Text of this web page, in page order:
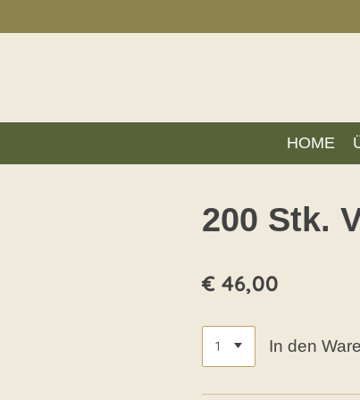
Hauptinhalt
HOME
200 Stk.
€ 46,00
In den